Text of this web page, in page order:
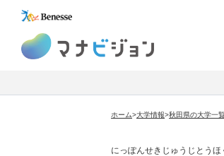
ホーム>大学情報>秋田県の大学一
にっぽんせきじゅうじとうほ